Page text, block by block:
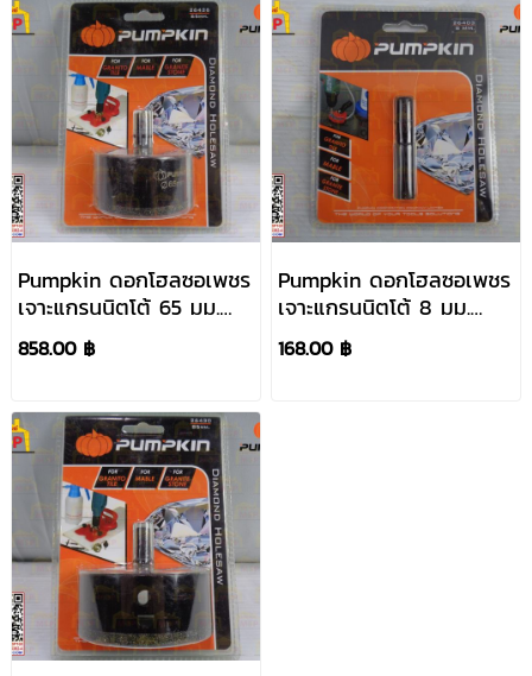
Pumpkin ดอกโฮลซอเพชร
เจาะแกรนนิตโต้ 65 มม.
#26426
858.00 ฿
Pumpkin ดอกโฮลซอเพชร
เจาะแกรนนิตโต้ 8 มม.
#26403
168.00 ฿